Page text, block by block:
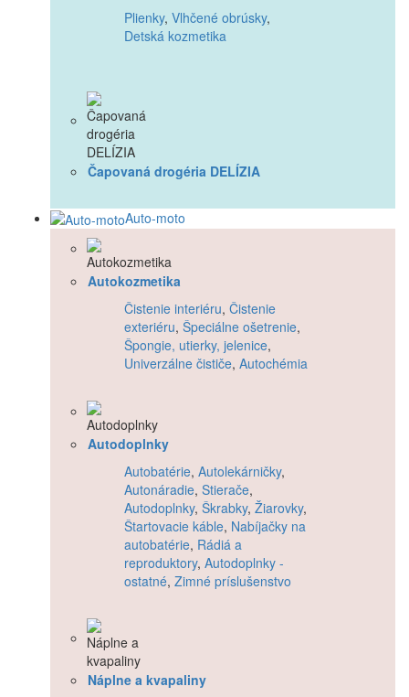
Plienky, Vlhčené obrúsky,
Detská kozmetika
Čapovaná drogéria DELÍZIA
Auto-moto
Autokozmetika
Čistenie interiéru, Čistenie
exteriéru, Špeciálne ošetrenie,
Špongie, utierky, jelenice,
Univerzálne čističe, Autochémia
Autodoplnky
Autobatérie, Autolekárničky,
Autonáradie, Stierače,
Autodoplnky, Škrabky, Žiarovky,
Štartovacie káble, Nabíjačky na
autobatérie, Rádiá a
reproduktory, Autodoplnky -
ostatné, Zimné príslušenstvo
Náplne a kvapaliny